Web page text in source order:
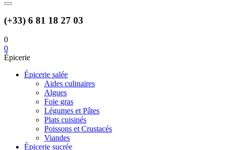
(+33) 6 81 18 27 03
0
0
Épicerie
Épicerie salée
Aides culinaires
Algues
Foie gras
Légumes et Pâtes
Plats cuisinés
Poissons et Crustacés
Viandes
Épicerie sucrée